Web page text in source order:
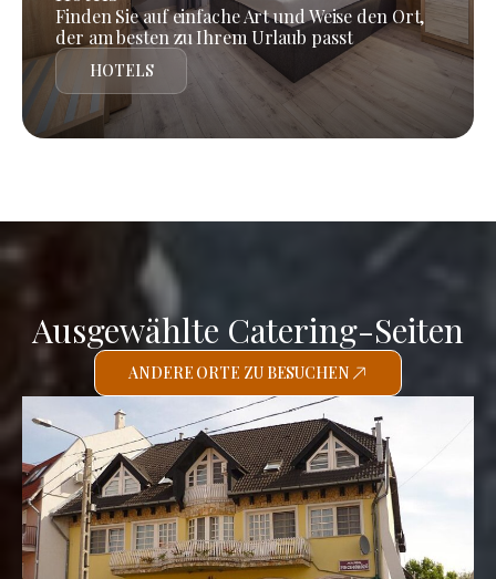
Finden Sie auf einfache Art und Weise den Ort,
der am besten zu Ihrem Urlaub passt
HOTELS
Ausgewählte Catering-Seiten
ANDERE ORTE ZU BESUCHEN